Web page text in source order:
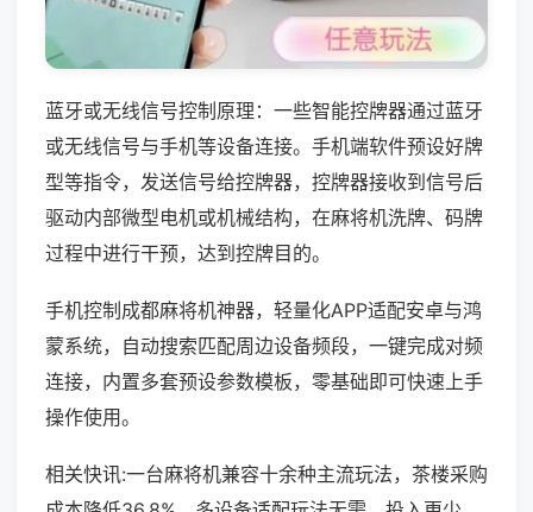
蓝牙或无线信号控制原理：一些智能控牌器通过蓝牙
或无线信号与手机等设备连接。手机端软件预设好牌
型等指令，发送信号给控牌器，控牌器接收到信号后
驱动内部微型电机或机械结构，在麻将机洗牌、码牌
过程中进行干预，达到控牌目的。
手机控制成都麻将机神器，轻量化APP适配安卓与鸿
蒙系统，自动搜索匹配周边设备频段，一键完成对频
连接，内置多套预设参数模板，零基础即可快速上手
操作使用。
相关快讯:一台麻将机兼容十余种主流玩法，茶楼采购